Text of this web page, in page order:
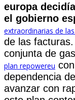
europa
el gobierno
extraordinarias de
de las
conjunta de
plan repowereu
dependencia
avanzar con